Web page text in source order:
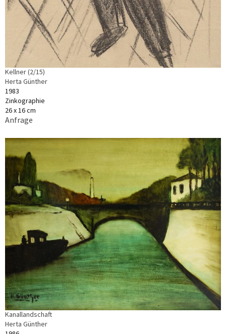
Kellner (2/15)
Herta Günther
1983
Zinkographie
26 x 16 cm
Anfrage
Kanallandschaft
Herta Günther